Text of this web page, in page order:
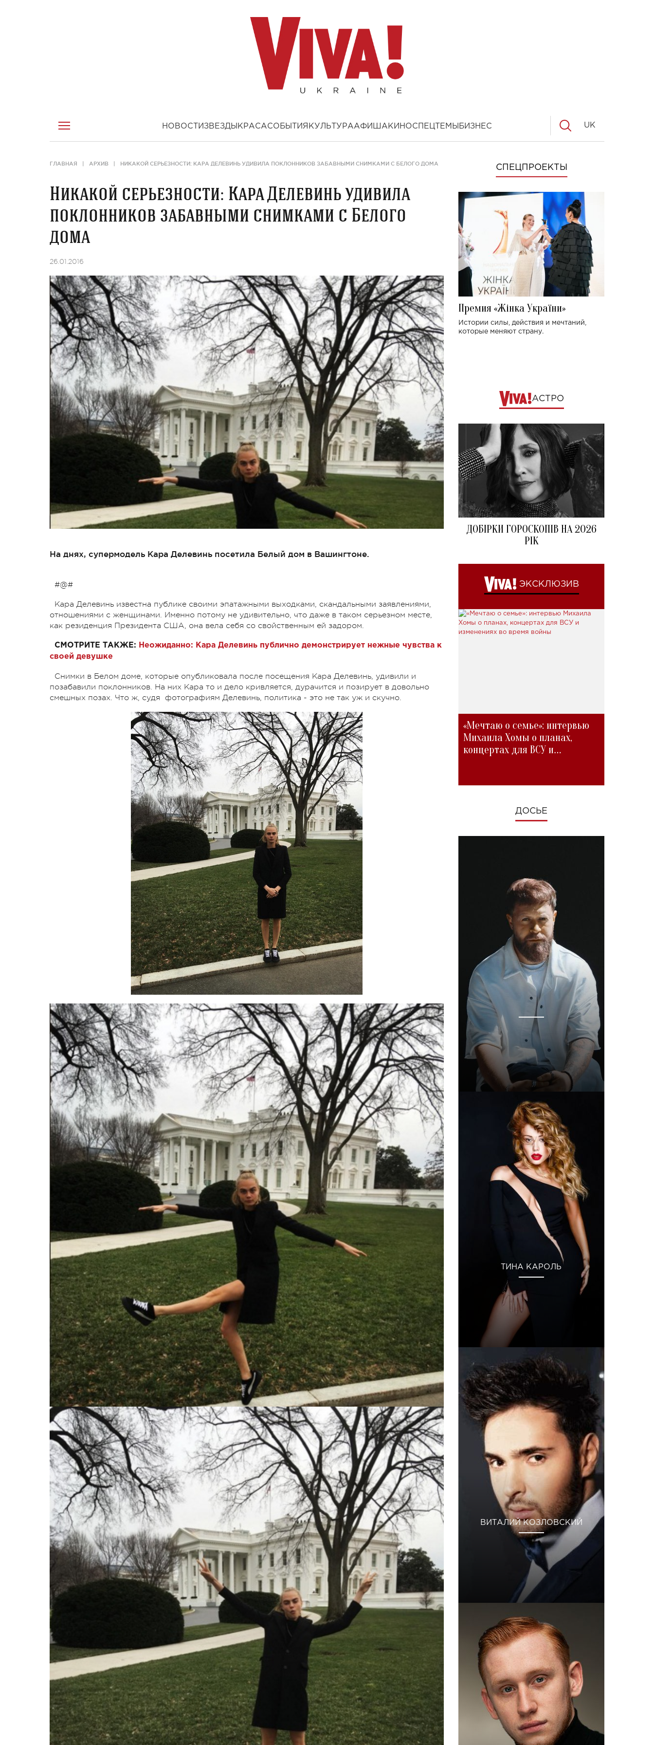
НОВОСТИ ЗВЕЗДЫ КРАСАСОБЫТИЯ КУЛЬТУРААФИША КИНОСПЕЦТЕМЫ БИЗНЕС UK
ГЛАВНАЯ АРХИВ НИКАКОЙ СЕРЬЕЗНОСТИ: КАРА ДЕЛЕВИНЬ УДИВИЛА ПОКЛОННИКОВ ЗАБАВНЫМИ СНИМКАМИ С БЕЛОГО ДОМА
Никакой серьезности: Кара Делевинь удивила
поклонников забавными снимками с Белого
дома
26.01.2016
На днях, супермодель Кара Делевинь посетила Белый дом в Вашингтоне.
#@#
Кара Делевинь известна публике своими эпатажными выходками, скандальными заявлениями,
отношениями с женщинами. Именно потому не удивительно, что даже в таком серьезном месте,
как резиденция Президента США, она вела себя со свойственным ей задором.
СМОТРИТЕ ТАКЖЕ: Неожиданно: Кара Делевинь публично демонстрирует нежные чувства к
своей девушке
Снимки в Белом доме, которые опубликовала после посещения Кара Делевинь, удивили и
позабавили поклонников. На них Кара то и дело кривляется, дурачится и позирует в довольно
смешных позах. Что ж, судя фотографиям Делевинь, политика - это не так уж и скучно.
СПЕЦПРОЕКТЫ
Премия «Жінка України»
Истории силы, действия и мечтаний,
которые меняют страну.
АСТРО
ДОБІРКИ ГОРОСКОПІВ НА 2026
РІК
ЭКСКЛЮЗИВ
«Мечтаю о семье»: интервью
Михаила Хомы о планах,
концертах для ВСУ и
ДОСЬЕ
ТИНА КАРОЛЬ
ВИТАЛИЙ КОЗЛОВСКИЙ